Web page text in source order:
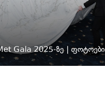
Gala 2025-ზე | ფოტოები